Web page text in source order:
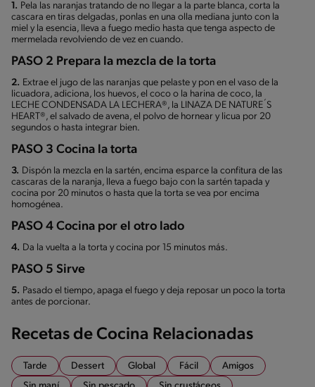
1. Pela las naranjas tratando de no llegar a la parte blanca, corta la
cascara en tiras delgadas, ponlas en una olla mediana junto con la
miel y la esencia, lleva a fuego medio hasta que tenga aspecto de
mermelada revolviendo de vez en cuando.
PASO 2 Prepara la mezcla de la torta
2. Extrae el jugo de las naranjas que pelaste y pon en el vaso de la
licuadora, adiciona, los huevos, el coco o la harina de coco, la
LECHE CONDENSADA LA LECHERA®, la LINAZA DE NATURE´S
HEART®, el salvado de avena, el polvo de hornear y licua por 20
segundos o hasta integrar bien.
PASO 3 Cocina la torta
3. Dispón la mezcla en la sartén, encima esparce la confitura de las
cascaras de la naranja, lleva a fuego bajo con la sartén tapada y
cocina por 20 minutos o hasta que la torta se vea por encima
homogénea.
PASO 4 Cocina por el otro lado
4. Da la vuelta a la torta y cocina por 15 minutos más.
PASO 5 Sirve
5. Pasado el tiempo, apaga el fuego y deja reposar un poco la torta
antes de porcionar.
Recetas de Cocina Relacionadas
Tarde Dessert Global Fácil
Amigos